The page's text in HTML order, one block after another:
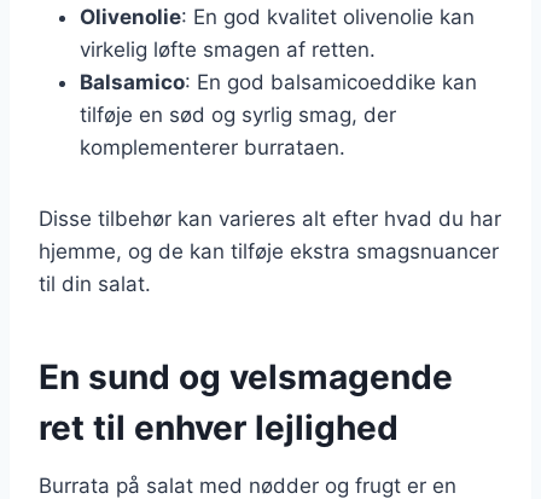
Olivenolie: En god kvalitet olivenolie kan
virkelig løfte smagen af retten.
Balsamico: En god balsamicoeddike kan
tilføje en sød og syrlig smag, der
komplementerer burrataen.
Disse tilbehør kan varieres alt efter hvad du har
hjemme, og de kan tilføje ekstra smagsnuancer
til din salat.
En sund og velsmagende
ret til enhver lejlighed
Burrata på salat med nødder og frugt er en